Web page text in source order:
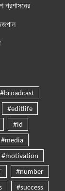
প্রশাসনের
#broadcast
#editlife
#id
#media
#motivation
#number
#success